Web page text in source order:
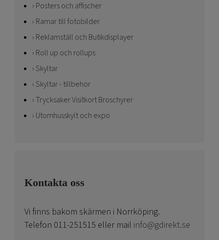
Posters och affischer
Ramar till fotobilder
Reklamställ och Butikdisplayer
Roll up och rollups
Skyltar
Skyltar - tillbehör
Trycksaker Visitkort Broschyrer
Utomhusskylt och expo
Kontakta oss
Vi finns bakom skärmen i Norrköping.
Telefon 011-251515 eller mail info@gdirekt.se